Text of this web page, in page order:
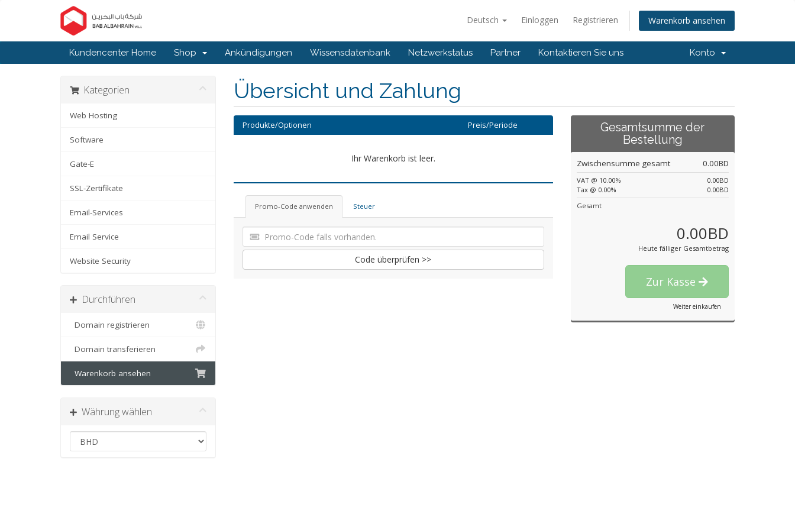
Deutsch Einloggen Registrieren Warenkorb ansehen
Kundencenter Home Shop Ankündigungen Wissensdatenbank Netzwerkstatus Partner Kontaktieren Sie uns Konto
Kategorien
Web Hosting
Software
Gate-E
SSL-Zertifikate
Email-Services
Email Service
Website Security
Durchführen
Domain registrieren
Domain transferieren
Warenkorb ansehen
Währung wählen
Übersicht und Zahlung
Produkte/Optionen Preis/Periode
Ihr Warenkorb ist leer.
Promo-Code anwenden Steuer
Code überprüfen >>
Gesamtsumme der
Bestellung
Zwischensumme gesamt 0.00BD
VAT @ 10.00%
0.00BD
Tax @ 0.00%
0.00BD
Gesamt
0.00BD
Heute fälliger Gesamtbetrag
Zur Kasse
Weiter einkaufen